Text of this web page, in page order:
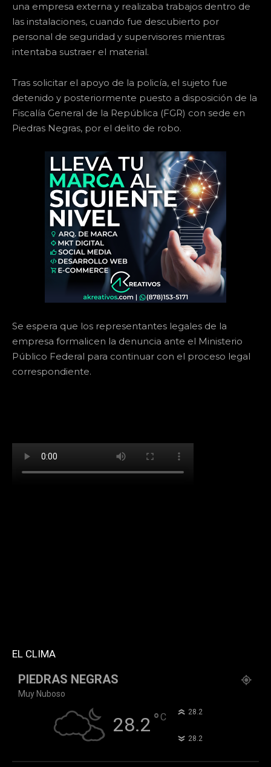
una empresa externa y realizaba trabajos dentro de
las instalaciones, cuando fue descubierto por
personal de seguridad y supervisores mientras
intentaba sustraer el material.
Tras solicitar el apoyo de la policía, el sujeto fue
detenido y posteriormente puesto a disposición de la
Fiscalía General de la República (FGR) con sede en
Piedras Negras, por el delito de robo.
Se espera que los representantes legales de la
empresa formalicen la denuncia ante el Ministerio
Público Federal para continuar con el proceso legal
correspondiente.
EL CLIMA
PIEDRAS NEGRAS
Muy Nuboso
28.2 °C 28.2°
28.2°